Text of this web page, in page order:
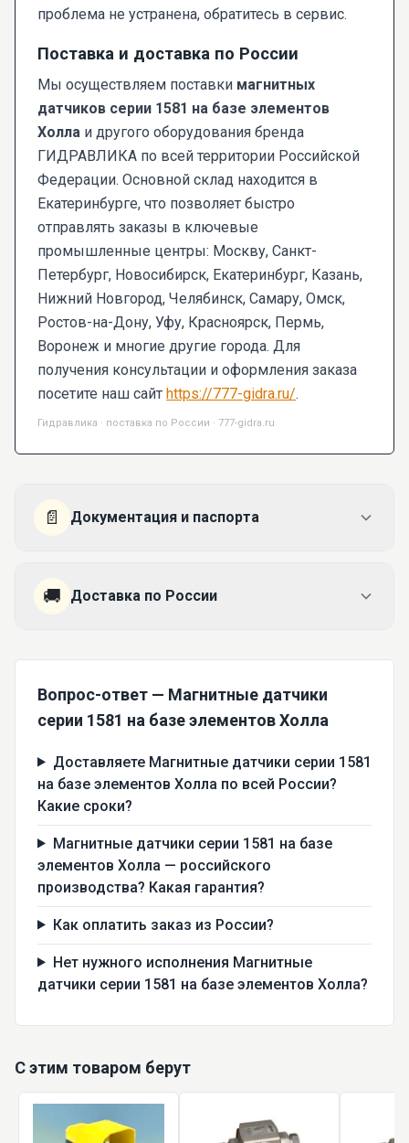
проблема не устранена, обратитесь в сервис.
Поставка и доставка по России
Мы осуществляем поставки магнитных
датчиков серии 1581 на базе элементов
Холла и другого оборудования бренда
ГИДРАВЛИКА по всей территории Российской
Федерации. Основной склад находится в
Екатеринбурге, что позволяет быстро
отправлять заказы в ключевые
промышленные центры: Москву, Санкт-
Петербург, Новосибирск, Екатеринбург, Казань,
Нижний Новгород, Челябинск, Самару, Омск,
Ростов-на-Дону, Уфу, Красноярск, Пермь,
Воронеж и многие другие города. Для
получения консультации и оформления заказа
посетите наш сайт https://777-gidra.ru/.
Гидравлика · поставка по России · 777-gidra.ru
📄 Документация и паспорта
🚚 Доставка по России
Вопрос-ответ — Магнитные датчики
серии 1581 на базе элементов Холла
Доставляете Магнитные датчики серии 1581
на базе элементов Холла по всей России?
Какие сроки?
Магнитные датчики серии 1581 на базе
элементов Холла — российского
производства? Какая гарантия?
Как оплатить заказ из России?
Нет нужного исполнения Магнитные
датчики серии 1581 на базе элементов Холла?
С этим товаром берут